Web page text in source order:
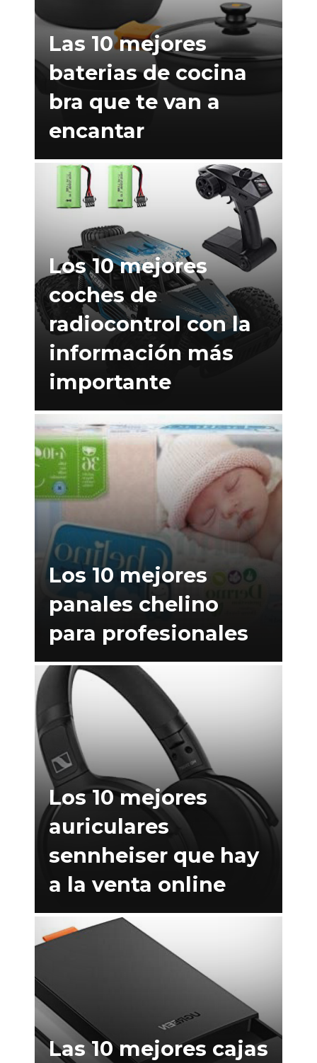
Las 10 mejores
baterias de cocina
bra que te van a
encantar
Los 10 mejores
coches de
radiocontrol con la
información más
importante
Los 10 mejores
panales chelino
para profesionales
Los 10 mejores
auriculares
sennheiser que hay
a la venta online
Las 10 mejores cajas